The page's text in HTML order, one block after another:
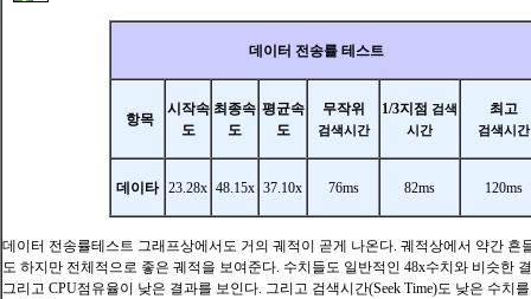
데이터 전송률 테스트
항목
시작속
도
최종속
도
평균속
도
무작위
검색시간
1/3지점 검색
시간
최고
검색시간
데이타 23.28x 48.15x 37.10x 76ms 82ms 120ms
데이터 전송률테스트 그래프상에서도 거의 궤적이 곧게 나온다. 궤적상에서 약간 흔
도 하지만 전체적으로 좋은 궤적을 보여준다. 수치들도 일반적인 48x수치와 비슷한
그리고 CPU점유율이 낮은 결과를 보인다. 그리고 검색시간(Seek Time)도 낮은 수치